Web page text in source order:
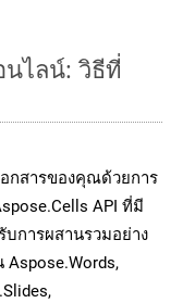
นไลน์: วิธีที่
กสารของคุณด้วยการ
API ที่มี
การผสานรวมอย่าง
Aspose.Words,